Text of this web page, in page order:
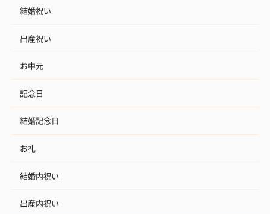
結婚祝い
出産祝い
お中元
記念日
結婚記念日
お礼
結婚内祝い
出産内祝い